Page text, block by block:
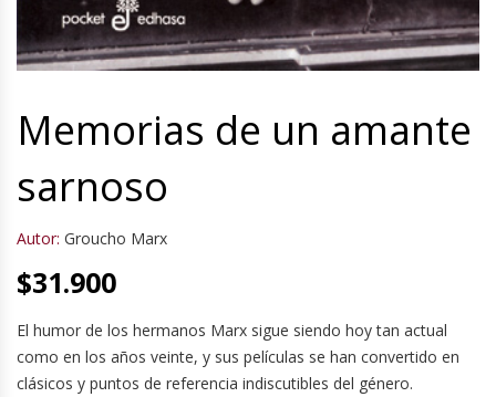
Memorias de un amante
sarnoso
Autor: Groucho Marx
$31.900
El humor de los hermanos Marx sigue siendo hoy tan actual
como en los años veinte, y sus películas se han convertido en
clásicos y puntos de referencia indiscutibles del género.